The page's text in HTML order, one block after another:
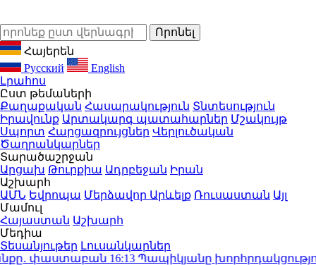
Հայերեն
Русский
English
Լրահոս
Ըստ թեմաների
Քաղաքական Հասարակություն Տնտեսություն
Իրավունք Արտակարգ պատահարներ Մշակույթ
Սպորտ Հարցազրույցներ Վերլուծական
Ծաղրանկարներ
Տարածաշրջան
Արցախ Թուրքիա Ադրբեջան Իրան
Աշխարհ
ԱՄՆ Եվրոպա Մերձավոր Արևելք Ռուսաստան Այլ
Մամուլ
Հայաստան Աշխարհ
Մեդիա
Տեսանյութեր Լուսանկարներ
փաստաբան16:13Պապիկյանը խորհրդակցություն